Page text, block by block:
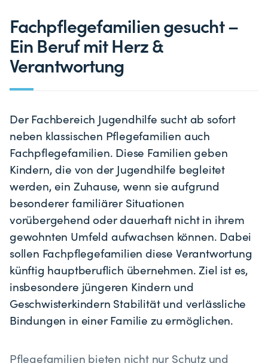
Fachpflegefamilien gesucht –
Ein Beruf mit Herz &
Verantwortung
Der Fachbereich Jugendhilfe sucht ab sofort
neben klassischen Pflegefamilien auch
Fachpflegefamilien. Diese Familien geben
Kindern, die von der Jugendhilfe begleitet
werden, ein Zuhause, wenn sie aufgrund
besonderer familiärer Situationen
vorübergehend oder dauerhaft nicht in ihrem
gewohnten Umfeld aufwachsen können. Dabei
sollen Fachpflegefamilien diese Verantwortung
künftig hauptberuflich übernehmen. Ziel ist es,
insbesondere jüngeren Kindern und
Geschwisterkindern Stabilität und verlässliche
Bindungen in einer Familie zu ermöglichen.
Pflegefamilien bieten nicht nur Schutz und